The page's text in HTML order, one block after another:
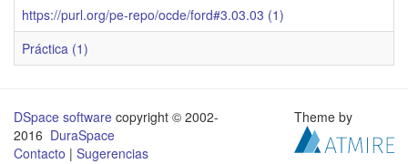
https://purl.org/pe-repo/ocde/ford#3.03.03 (1)
Práctica (1)
DSpace software copyright © 2002-
2016 DuraSpace
Contacto | Sugerencias
Theme by